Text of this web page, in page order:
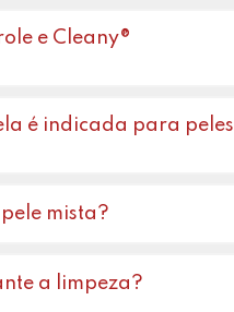
e Cleany®
é indicada para peles
mista?
a limpeza?